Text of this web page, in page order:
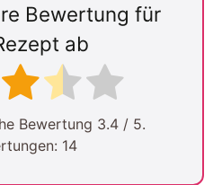
Bewertung für
ab
Bewertung 3.4/ 5.
14